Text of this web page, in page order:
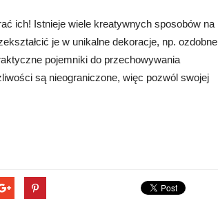
ich! Istnieje wiele kreatywnych sposobów na
je w unikalne dekoracje, np. ozdobne
pojemniki do przechowywania
są nieograniczone, więc pozwól swojej